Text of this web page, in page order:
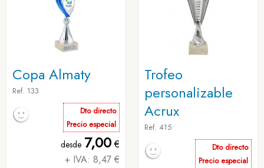
Copa Almaty
Ref. 133
Dto directo
Precio especial
desde 7,00€
+ IVA: 8,47 €
Trofeo
personalizable
Acrux
Ref. 415
Dto directo
Precio especial